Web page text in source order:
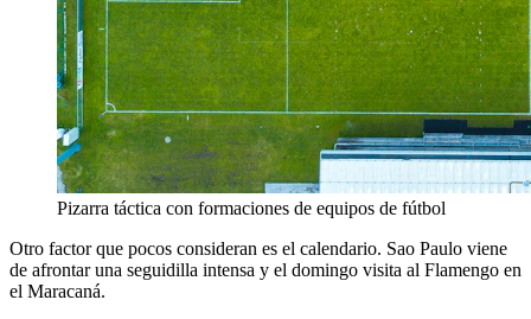
Pizarra táctica con formaciones de equipos de fútbol
Otro factor que pocos consideran es el calendario. Sao Paulo viene
de afrontar una seguidilla intensa y el domingo visita al Flamengo en
el Maracaná.